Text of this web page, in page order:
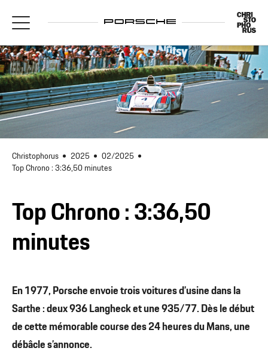
Christophorus 2025
02/2025
Top Chrono : 3:36,50 minutes
Top Chrono : 3:36,50
minutes
En 1977, Porsche envoie trois voitures d’usine dans la
Sarthe : deux 936 Langheck et une 935/77. Dès le début
de cette mémorable course des 24 heures du Mans, une
débâcle s’annonce.